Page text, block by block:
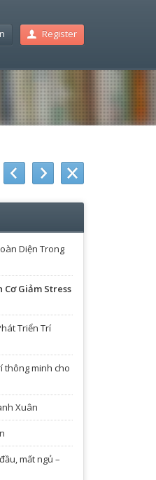
Register
Diện Trong
Cơ Giảm Stress
Triển Trí
thông minh cho
Xuân
mất ngủ –